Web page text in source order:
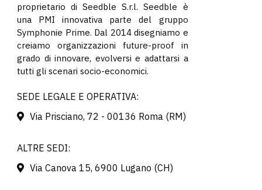
proprietario di Seedble S.r.l. Seedble è
una PMI innovativa parte del gruppo
Symphonie Prime. Dal 2014 disegniamo e
creiamo organizzazioni future-proof in
grado di innovare, evolversi e adattarsi a
tutti gli scenari socio-economici.
SEDE LEGALE E OPERATIVA:
Via Prisciano, 72 - 00136 Roma (RM)
ALTRE SEDI:
Via Canova 15, 6900 Lugano (CH)